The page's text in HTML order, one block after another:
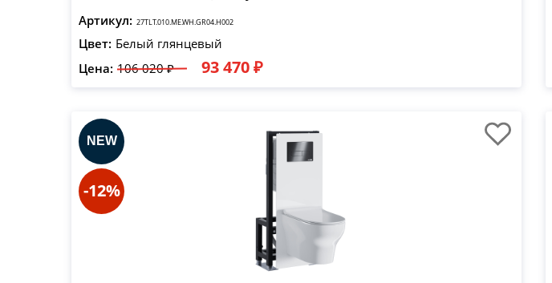
Артикул: 27TLT.010.ME.WH.GR04.H002
Цвет: Белый глянцевый
Цена: 106 020 ₽ 93 470 ₽
-12%